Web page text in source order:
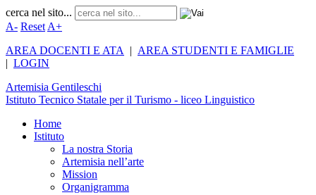
cerca nel sito...
A- Reset A+
AREA DOCENTI E ATA
| AREA STUDENTI E FAMIGLIE
| LOGIN
Artemisia Gentileschi
Istituto Tecnico Statale per il Turismo - liceo Linguistico
Home
Istituto
La nostra Storia
Artemisia nell’arte
Mission
Organigramma